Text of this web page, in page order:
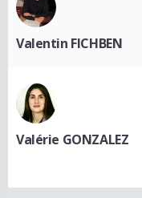
Valentin FICHBEN
Valérie GONZALEZ